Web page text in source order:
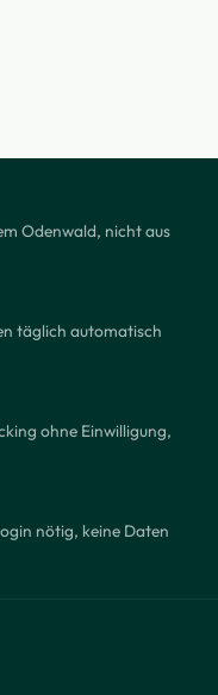
Odenwald, nicht aus
täglich automatisch
ohne Einwilligung,
nötig, keine Daten